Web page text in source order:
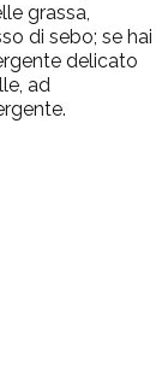
grassa,
di sebo; se hai
delicato
ad